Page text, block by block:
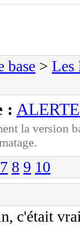
base > Les
:
la version
7 8 9 10
c'était